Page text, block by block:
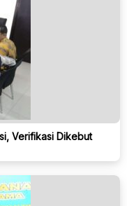
Verifikasi Dikebut